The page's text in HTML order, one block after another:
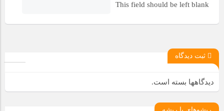
This field should be left blank
ثبت دیدگاه
دیدگاهها بسته است.